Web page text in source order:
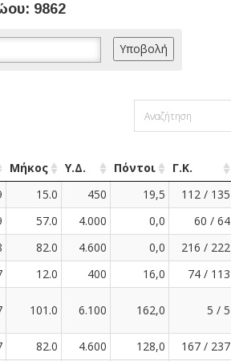
9862
Μήκος Υ.Δ. Πόντοι Γ.Κ.
15.0 450 19,5 112 / 135
57.0 4.000 0,0 60 / 64
82.0 4.600 0,0 216 / 222
12.0 400 16,0 74 / 113
101.0 6.100 162,0 5 / 5
82.0 4.600 128,0 167 / 237